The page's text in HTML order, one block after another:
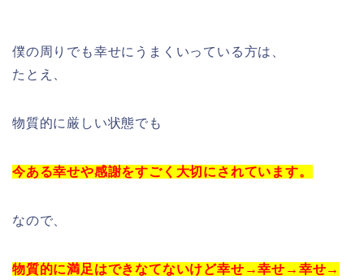
僕の周りでも幸せにうまくいっている方は、
たとえ、
物質的に厳しい状態でも
今ある幸せや感謝をすごく大切にされています。
なので、
物質的に満足はできなてないけど幸せ→幸せ→幸せ→